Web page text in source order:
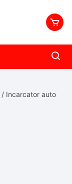
/ Incarcator auto